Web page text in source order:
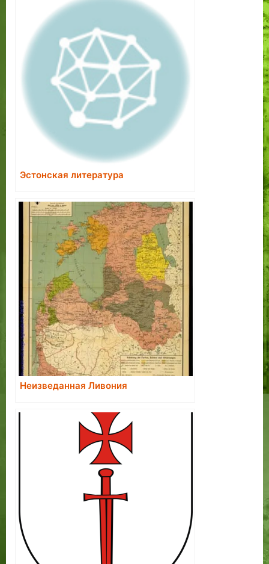
Эстонская литература
Неизведанная Ливония